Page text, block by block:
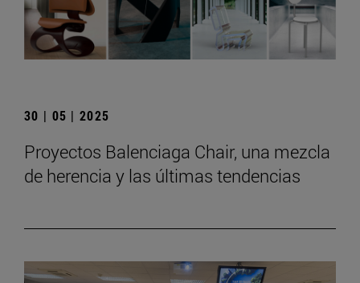
30 | 05 | 2025
Proyectos Balenciaga Chair, una mezcla
de herencia y las últimas tendencias